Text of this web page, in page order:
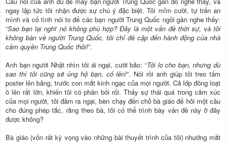
ngay lập tức tôi nhận được sự chú ý đặc biệt. Tôi mỉm cười, tự trấn an
mình và cố tình nói to để các bạn người Trung Quốc ngồi gần nghe thấy:
“Sao bạn lại nghĩ nó không phù hợp? Đây là một vấn đề thời sự, và tôi
không bàn về người Trung Quốc, tôi chỉ đề cập đến hành động của nhà
cầm quyền Trung Quốc thôi!”.
Anh bạn người Nhật nhìn tôi ái ngại, cười bảo: “Tôi lo cho bạn, nhưng dù
sao thì tôi cũng sẽ ủng hộ bạn, cố lên!”. Nói rồi anh giúp tôi treo tấm
poster lên bảng, trước con mắt kinh ngạc của mọi người. Cả lớp đồng loạt
ồ lên rất lớn, khiến tôi có phần bối rối. Thấy sự thái quá trong cảm xúc
của mọi người, tôi đâm ra ngại, bèn chạy đến chỗ bà giáo để hỏi một câu
cho đúng phép tắc, rằng theo bà, tôi có thể trình bày vấn đề này ở đây
được không?
Bà giáo (vốn rất kỳ vọng vào những bài thuyết trình của tôi) nhướng mắt